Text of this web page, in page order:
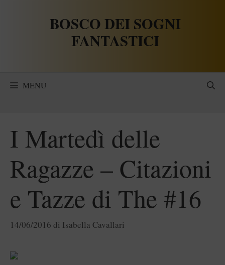
BOSCO DEI SOGNI
FANTASTICI
MENU
I Martedì delle
Ragazze – Citazioni
e Tazze di The #16
14/06/2016 di Isabella Cavallari